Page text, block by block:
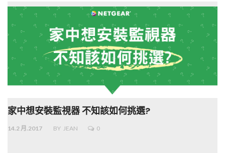
家中想安裝監視器 不知該如何挑選?
14.2 月.2017 BY JEAN 0